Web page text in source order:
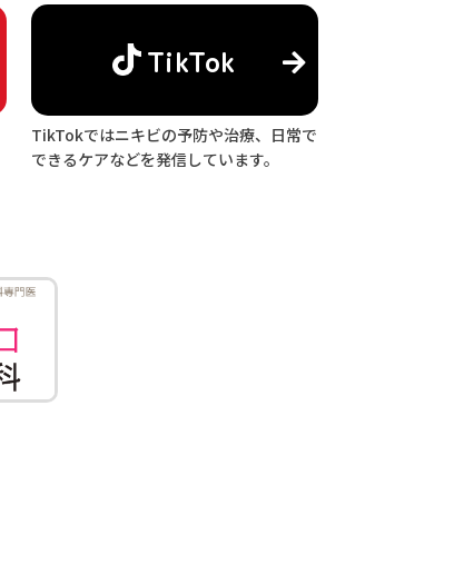
TikTok
TikTokではニキビの予防や治療、日常で
できるケアなどを発信しています。